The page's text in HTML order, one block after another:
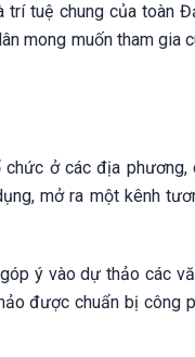
tuệ chung của toàn
mong muốn tham gia
ở các địa phương,
mở ra một kênh
ý vào dự thảo các
được chuẩn bị công